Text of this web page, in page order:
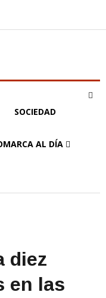
SOCIEDAD
AL DÍA
diez
en las